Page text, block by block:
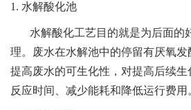
1. 水解酸化池
水解酸化工艺目的就是为后面的
理。废水在水解池中的停留有厌氧
提高废水的可生化性，对提高后续
反应时间、减少能耗和降低运行费用